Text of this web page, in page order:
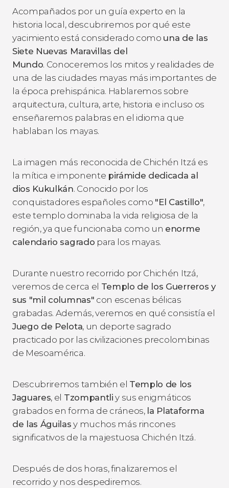
Acompañados por un guía experto en la
historia local, descubriremos por qué este
yacimiento está considerado como una de las
Siete Nuevas Maravillas del
Mundo. Conoceremos los mitos y realidades de
una de las ciudades mayas más importantes de
la época prehispánica. Hablaremos sobre
arquitectura, cultura, arte, historia e incluso os
enseñaremos palabras en el idioma que
hablaban los mayas.
La imagen más reconocida de Chichén Itzá es
la mítica e imponente pirámide dedicada al
dios Kukulkán. Conocido por los
conquistadores españoles como "El Castillo",
este templo dominaba la vida religiosa de la
región, ya que funcionaba como un enorme
calendario sagrado para los mayas.
Durante nuestro recorrido por Chichén Itzá,
veremos de cerca el Templo de los Guerreros y
sus "mil columnas" con escenas bélicas
grabadas. Además, veremos en qué consistía el
Juego de Pelota, un deporte sagrado
practicado por las civilizaciones precolombinas
de Mesoamérica.
Descubriremos también el Templo de los
Jaguares, el Tzompantli y sus enigmáticos
grabados en forma de cráneos, la Plataforma
de las Águilas y muchos más rincones
significativos de la majestuosa Chichén Itzá.
Después de dos horas, finalizaremos el
recorrido y nos despediremos.